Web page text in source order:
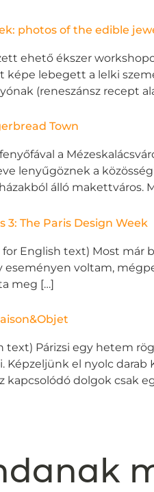
photos of the edible
ehető ékszer
lebegett a lelki
(reneszánsz recept
Town
a
lenyűgöznek a
álló
3: The Paris Design Week
English text) Most
eseményen voltam,
meg […]
text) Párizsi egy hetem
Képzeljünk el nyolc
dolgok csak